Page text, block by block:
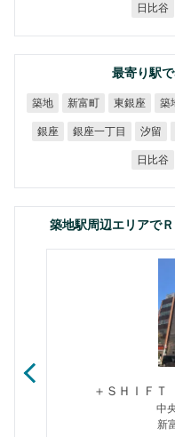
日比谷
最寄り駅
築地 新富町 東銀座 築
銀座 銀座一丁目 汐留
日比谷
築地駅周辺エリアで
＋ＳＨＩＦ
中
新